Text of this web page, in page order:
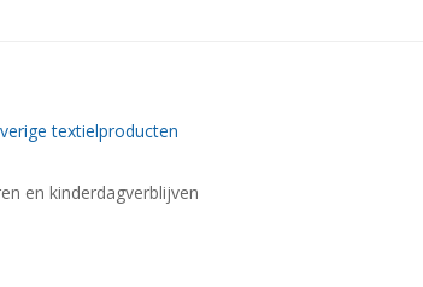
textielproducten
en kinderdagverblijven